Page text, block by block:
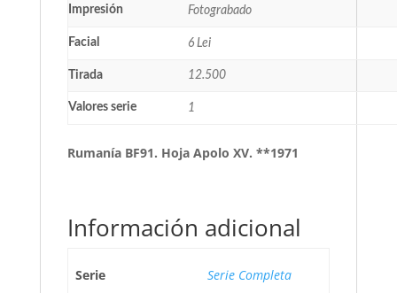
Impresión Fotograbado
Facial 6 Lei
Tirada 12.500
Valores serie 1
Rumanía BF91. Hoja Apolo XV. **1971
Información adicional
Serie Serie Completa